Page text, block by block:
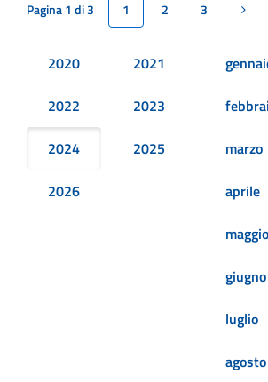
Pagina 1 di 3 1 2 3
2020
2021
2022
2023
2024
2025
2026
marzo
aprile
maggio
giugno
luglio
agosto